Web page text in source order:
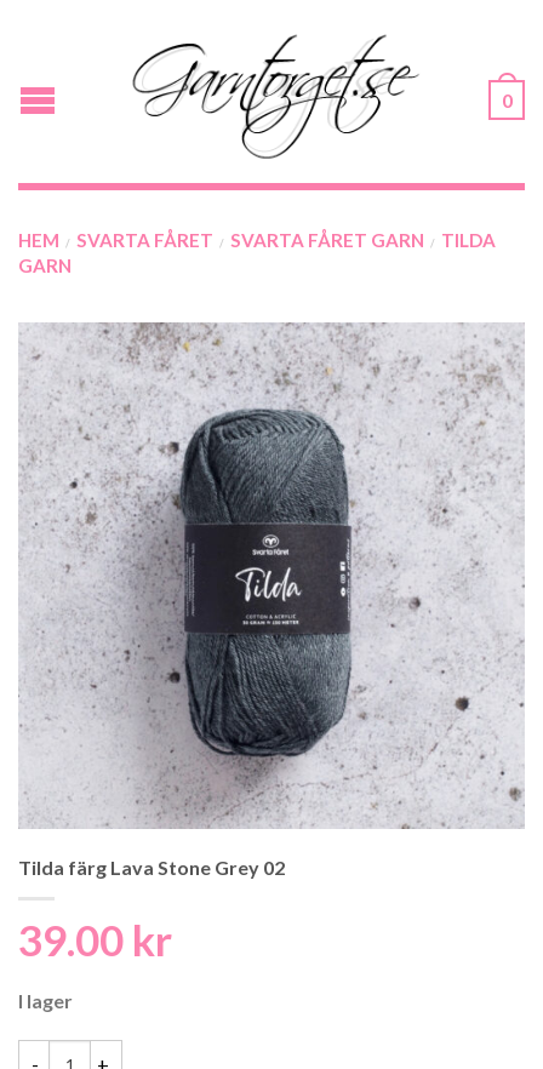
0
HEM / SVARTA FÅRET / SVARTA FÅRET GARN /
TILDA
GARN
Tilda färg Lava Stone Grey 02
39.00 kr
I lager